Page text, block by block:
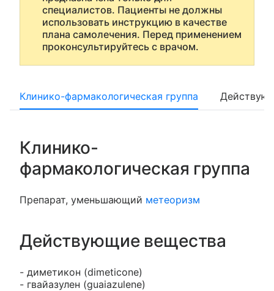
специалистов. Пациенты не должны
использовать инструкцию в качестве
плана самолечения. Перед применением
проконсультируйтесь с врачом.
Клинико-фармакологическая группа
Клинико-
фармакологическая группа
Препарат, уменьшающий метеоризм
Действующие вещества
- диметикон (dimeticone)
- гвайазулен (guaiazulene)